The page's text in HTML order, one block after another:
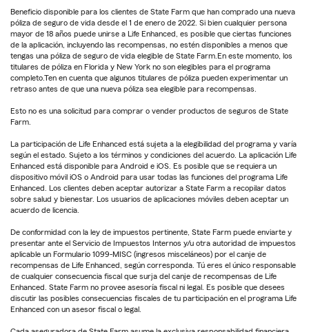
Beneficio disponible para los clientes de State Farm que han comprado una nueva
póliza de seguro de vida desde el 1 de enero de 2022. Si bien cualquier persona
mayor de 18 años puede unirse a Life Enhanced, es posible que ciertas funciones
de la aplicación, incluyendo las recompensas, no estén disponibles a menos que
tengas una póliza de seguro de vida elegible de State Farm.En este momento, los
titulares de póliza en Florida y New York no son elegibles para el programa
completo.Ten en cuenta que algunos titulares de póliza pueden experimentar un
retraso antes de que una nueva póliza sea elegible para recompensas.
Esto no es una solicitud para comprar o vender productos de seguros de State
Farm.
La participación de Life Enhanced está sujeta a la elegibilidad del programa y varía
según el estado. Sujeto a los términos y condiciones del acuerdo. La aplicación Life
Enhanced está disponible para Android e iOS. Es posible que se requiera un
dispositivo móvil iOS o Android para usar todas las funciones del programa Life
Enhanced. Los clientes deben aceptar autorizar a State Farm a recopilar datos
sobre salud y bienestar. Los usuarios de aplicaciones móviles deben aceptar un
acuerdo de licencia.
De conformidad con la ley de impuestos pertinente, State Farm puede enviarte y
presentar ante el Servicio de Impuestos Internos y/u otra autoridad de impuestos
aplicable un Formulario 1099-MISC (ingresos misceláneos) por el canje de
recompensas de Life Enhanced, según corresponda. Tú eres el único responsable
de cualquier consecuencia fiscal que surja del canje de recompensas de Life
Enhanced. State Farm no provee asesoría fiscal ni legal. Es posible que desees
discutir las posibles consecuencias fiscales de tu participación en el programa Life
Enhanced con un asesor fiscal o legal.